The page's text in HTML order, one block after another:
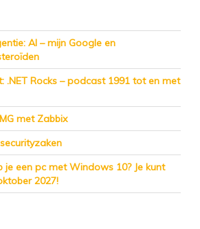
AI – mijn Google en
.NET Rocks – podcast 1991 tot en met
met Zabbix
je een pc met Windows 10? Je kunt
2027!